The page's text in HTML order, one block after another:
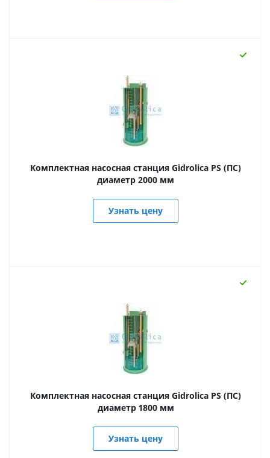
Комплектная насосная станция Gidrolica PS (ПС)
диаметр 2000 мм
Узнать цену
Комплектная насосная станция Gidrolica PS (ПС)
диаметр 1800 мм
Узнать цену